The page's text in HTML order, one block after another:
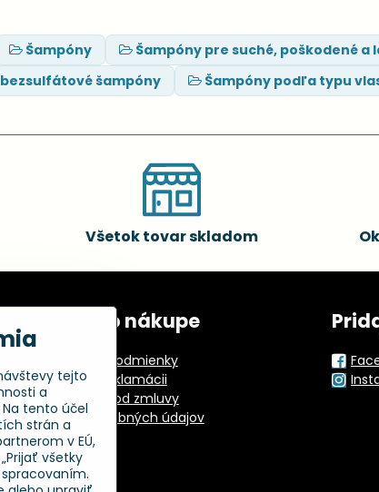
Šampóny
Šampóny pre suché, poškodené a
šampóny
Šampóny podľa typu
Všetok tovar skladom
Všetko o nákupe
Obchodné podmienky
Postup pri reklamácii
Odstúpenie od zmluvy
Ochrana osobných údajov
GPSR
tejto
a
tento účel
strán a
v EÚ,
všetky